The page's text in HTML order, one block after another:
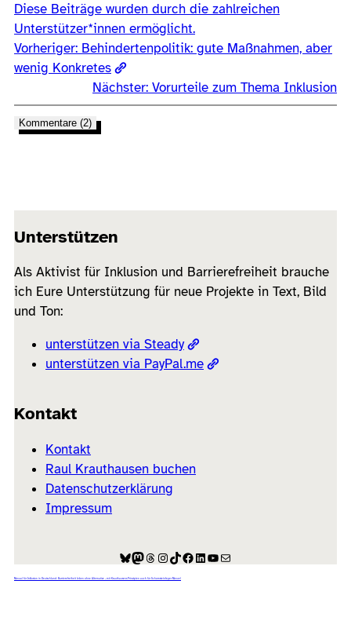
Diese Beiträge wurden durch die zahlreichen
Unterstützer*innen ermöglicht.
Vorheriger: Behindertenpolitik: gute Maßnahmen, aber
wenig Konkretes
Nächster: Vorurteile zum Thema Inklusion
Kommentare (2)
Unterstützen
Als Aktivist für Inklusion und Barrierefreiheit brauche
ich Eure Unterstützung für neue Projekte in Text, Bild
und Ton:
unterstützen via Steady
unterstützen via PayPal.me
Kontakt
Kontakt
Raul Krauthausen buchen
Datenschutzerklärung
Impressum
Bluesky
Mastodon
Threads
Instagram
TikTok
Facebook
LinkedIn
YouTube
E-Mail
Manual für Inklusion in Deutschland: Barrierefreiheit leben ohne Alternative – mit Krauthausens Prinzipien auch für Schornsteinfeger Manuel